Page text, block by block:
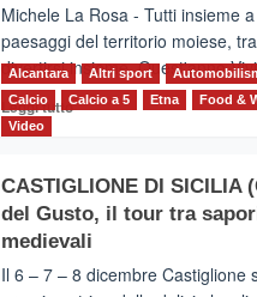
Michele La Rosa - Tutti insieme
paesaggi del territorio moiese,
divertirsi insieme. Quest'anno
Leggi tuttoLeggi
MOIO
ALCANTARA
–
alla
Alcantara Altri sport
Calcio
Calcio a 5 Etna Food &
Video
CASTIGLIONE DI SICILIA
del Gusto, il tour tra
medievali
Il 6 – 7 – 8 dicembre Castiglione